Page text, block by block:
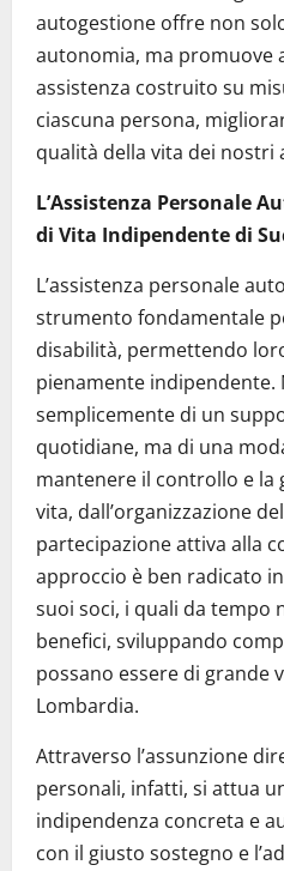
autogestione offre non
autonomia, ma promuove
assistenza costruito su
ciascuna persona,
qualità della vita dei nostri
L’Assistenza Personale
di Vita Indipendente di
L’assistenza personale
strumento fondamentale
disabilità, permettendo
pienamente indipendente.
semplicemente di un
quotidiane, ma di una
mantenere il controllo e la
vita, dall’organizzazione
partecipazione attiva alla
approccio è ben radicato
suoi soci, i quali da tempo
benefici, sviluppando
possano essere di grande
Lombardia.
Attraverso l’assunzione
personali, infatti, si attua
indipendenza concreta e
con il giusto sostegno e